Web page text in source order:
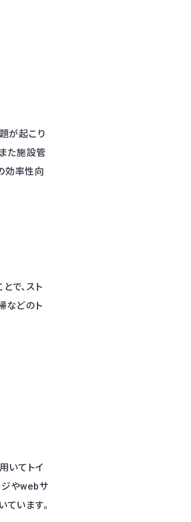
が起こり
た施設管
効率性向
で、スト
などのト
いてトイ
ジやwebサ
います。